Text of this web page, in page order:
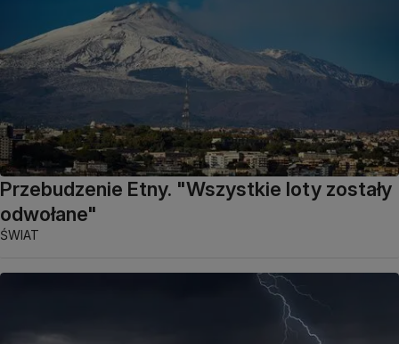
Przebudzenie Etny. "Wszystkie loty zostały
odwołane"
ŚWIAT